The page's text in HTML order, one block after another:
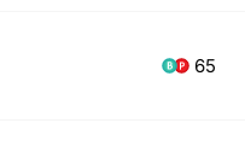
65